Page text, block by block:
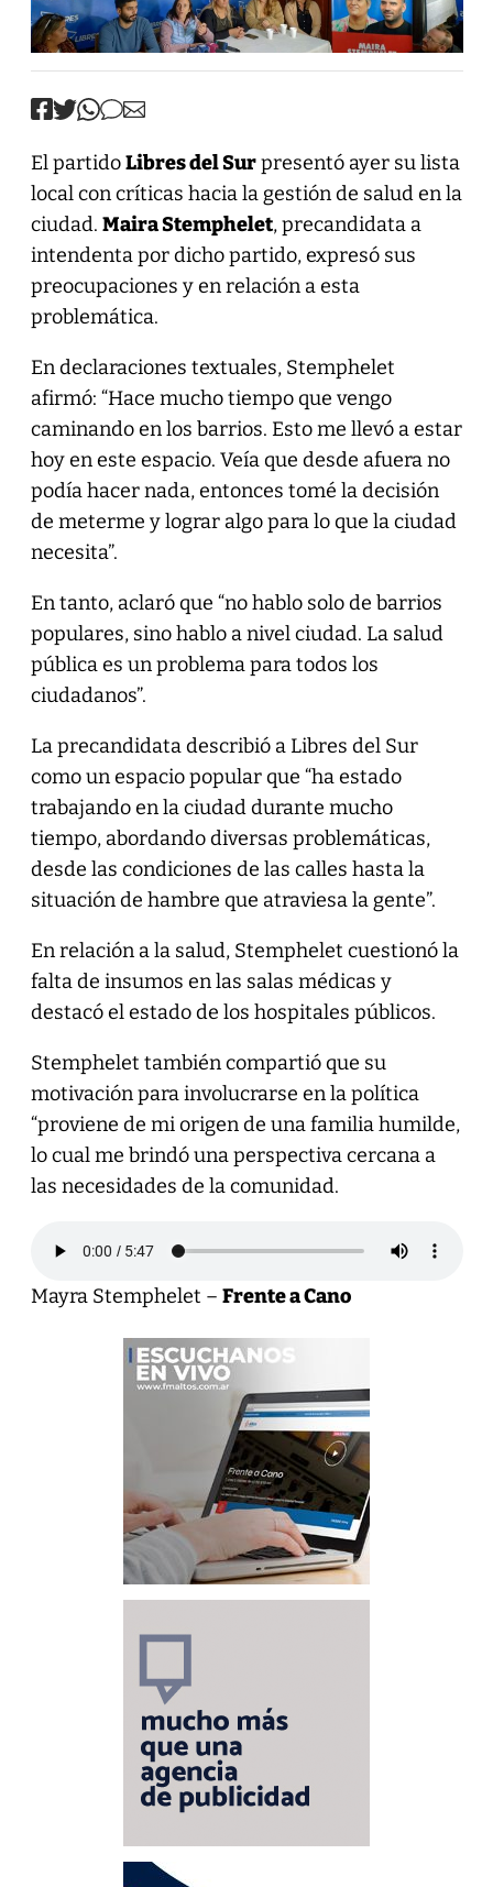
El partidoLibres del Surpresentó ayer su lista
local con críticas hacia la gestión de salud en la
ciudad. Maira Stemphelet, precandidata a
intendenta por dicho partido, expresó sus
preocupaciones y en relación a esta
problemática.
En declaraciones textuales, Stemphelet
afirmó: “Hace mucho tiempo que vengo
caminando en los barrios. Esto me llevó a estar
hoy en este espacio. Veía que desde afuera no
podía hacer nada, entonces tomé la decisión
de meterme y lograr algo para lo que la ciudad
necesita”.
En tanto, aclaró que “no hablo solo de barrios
populares, sino hablo a nivel ciudad. La salud
pública es un problema para todos los
ciudadanos”.
La precandidata describió a Libres del Sur
como un espacio popular que “ha estado
trabajando en la ciudad durante mucho
tiempo, abordando diversas problemáticas,
desde las condiciones de las calles hasta la
situación de hambre que atraviesa la gente”.
En relación a la salud, Stemphelet cuestionó la
falta de insumos en las salas médicas y
destacó el estado de los hospitales públicos.
Stemphelet también compartió que su
motivación para involucrarse en la política
“proviene de mi origen de una familia humilde,
lo cual me brindó una perspectiva cercana a
las necesidades de la comunidad.
Mayra Stemphelet – Frente a Cano